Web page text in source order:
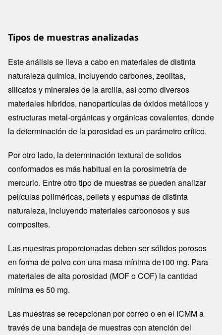
Tipos de muestras analizadas
Este análisis se lleva a cabo en materiales de distinta
naturaleza química, incluyendo carbones, zeolitas,
silicatos y minerales de la arcilla, así como diversos
materiales híbridos, nanopartículas de óxidos metálicos y
estructuras metal-orgánicas y orgánicas covalentes, donde
la determinación de la porosidad es un parámetro crítico.
Por otro lado, la determinación textural de solidos
conformados es más habitual en la porosimetría de
mercurio. Entre otro tipo de muestras se pueden analizar
películas poliméricas, pellets y espumas de distinta
naturaleza, incluyendo materiales carbonosos y sus
composites.
Las muestras proporcionadas deben ser sólidos porosos
en forma de polvo con una masa mínima de100 mg. Para
materiales de alta porosidad (MOF o COF) la cantidad
mínima es 50 mg.
Las muestras se recepcionan por correo o en el ICMM a
través de una bandeja de muestras con atención del